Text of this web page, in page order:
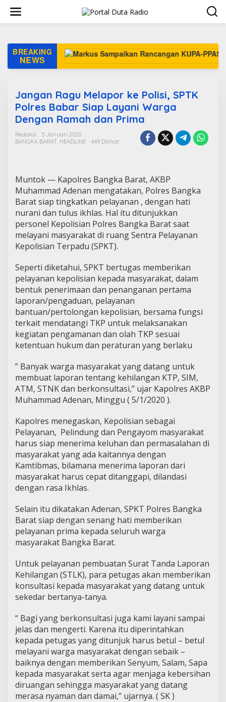
w
BREAKING
NEWS
Jangan Ragu Melapor ke Polisi, SPTK
Polres Babar Siap Layani Warga
Dengan Ramah dan Prima
Redaksi
5 Januari 2020
BANGKA BARAT, HEADLINE 449 Dilihat
Muntok — Kapolres Bangka Barat, AKBP
Muhammad Adenan mengatakan, Polres Bangka
Barat siap tingkatkan pelayanan , dengan hati
nurani dan tulus ikhlas. Hal itu ditunjukkan
personel Kepolisian Polres Bangka Barat saat
melayani masyarakat di ruang Sentra Pelayanan
Kepolisian Terpadu (SPKT).
Seperti diketahui, SPKT bertugas memberikan
pelayanan kepolisian kepada masyarakat, dalam
bentuk penerimaan dan penanganan pertama
laporan/pengaduan, pelayanan
bantuan/pertolongan kepolisian, bersama fungsi
terkait mendatangi TKP untuk melaksanakan
kegiatan pengamanan dan olah TKP sesuai
ketentuan hukum dan peraturan yang berlaku
” Banyak warga masyarakat yang datang untuk
membuat laporan tentang kehilangan KTP, SIM,
ATM, STNK dan berkonsultasi,” ujar Kapolres AKBP
Muhammad Adenan, Minggu ( 5/1/2020 ).
Kapolres menegaskan, Kepolisian sebagai
Pelayanan, Pelindung dan Pengayom masyarakat
harus siap menerima keluhan dan permasalahan di
masyarakat yang ada kaitannya dengan
Kamtibmas, bilamana menerima laporan dari
masyarakat harus cepat ditanggapi, dilandasi
dengan rasa Ikhlas.
Selain itu dikatakan Adenan, SPKT Polres Bangka
Barat siap dengan senang hati memberikan
pelayanan prima kepada seluruh warga
masyarakat Bangka Barat.
Untuk pelayanan pembuatan Surat Tanda Laporan
Kehilangan (STLK), para petugas akan memberikan
konsultasi kepada masyarakat yang datang untuk
sekedar bertanya-tanya.
“ Bagi yang berkonsultasi juga kami layani sampai
jelas dan mengerti. Karena itu diperintahkan
kepada petugas yang ditunjuk harus betul – betul
melayani warga masyarakat dengan sebaik –
baiknya dengan memberikan Senyum, Salam, Sapa
kepada masyarakat serta agar menjaga kebersihan
diruangan sehingga masyarakat yang datang
merasa nyaman dan damai,” ujarnya. ( SK )